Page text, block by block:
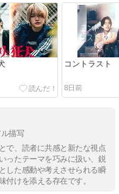
コントラスト
8日前
描写
で、読者に共感と新たな視点
ったテーマを巧みに扱い、鋭
した感動や考えさせられる瞬
付けを添える存在です。